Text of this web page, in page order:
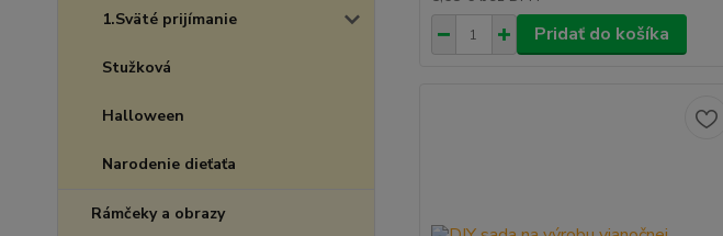
1.Sväté prijímanie
Stužková
Halloween
Narodenie dieťaťa
Rámčeky a obrazy
Pridať do košíka